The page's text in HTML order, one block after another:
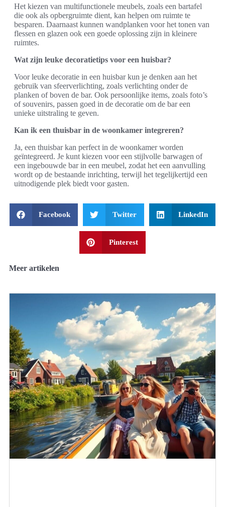
Het kiezen van multifunctionele meubels, zoals een bartafel
die ook als opbergruimte dient, kan helpen om ruimte te
besparen. Daarnaast kunnen wandplanken voor het tonen van
flessen en glazen ook een goede oplossing zijn in kleinere
ruimtes.
Wat zijn leuke decoratietips voor een huisbar?
Voor leuke decoratie in een huisbar kun je denken aan het
gebruik van sfeerverlichting, zoals verlichting onder de
planken of boven de bar. Ook persoonlijke items, zoals foto’s
of souvenirs, passen goed in de decoratie om de bar een
unieke uitstraling te geven.
Kan ik een thuisbar in de woonkamer integreren?
Ja, een thuisbar kan perfect in de woonkamer worden
geïntegreerd. Je kunt kiezen voor een stijlvolle barwagen of
een ingebouwde bar in een meubel, zodat het een aanvulling
wordt op de bestaande inrichting, terwijl het tegelijkertijd een
uitnodigende plek biedt voor gasten.
Facebook Twitter LinkedIn
Pinterest
Meer artikelen